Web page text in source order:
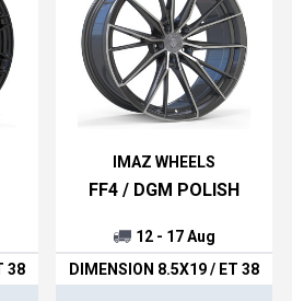
38
IMAZ WHEELS
FF4 / DGM POLISH
12 - 17 Aug
DIMENSION 8.5X19 / ET 38